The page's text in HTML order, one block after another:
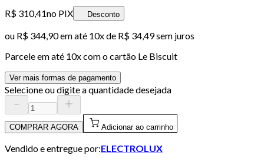
R$ 310,41no PIX Desconto
ou R$ 344,90em até 10x de R$ 34,49 sem juros
Parcele em até 10x com o cartão Le Biscuit
Ver mais formas de pagamento
Selecione ou digite a quantidade desejada
COMPRAR AGORA Adicionar ao carrinho
Vendido e entregue por:ELECTROLUX